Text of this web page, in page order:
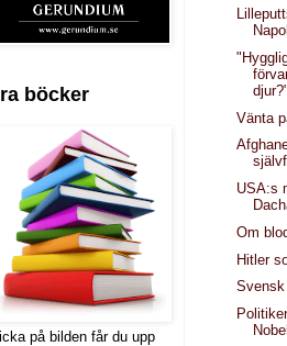
böcker
på bilden får du upp
Vänta
USA:s
Om
Hitler